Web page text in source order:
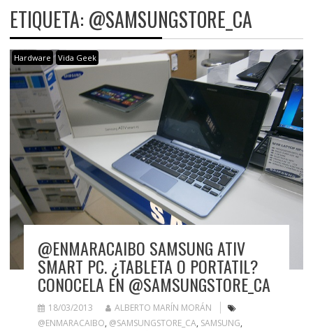
ETIQUETA: @SAMSUNGSTORE_CA
Hardware Vida Geek
@ENMARACAIBO SAMSUNG ATIV
SMART PC. ¿TABLETA O PORTATIL?
CONOCELA EN @SAMSUNGSTORE_CA
18/03/2013
ALBERTO MARÍN MORÁN
@ENMARACAIBO, @SAMSUNGSTORE_CA, SAMSUNG,